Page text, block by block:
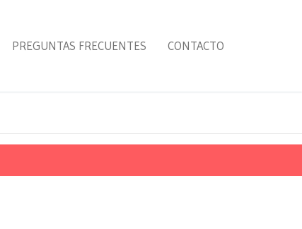
PREGUNTAS FRECUENTES CONTACTO